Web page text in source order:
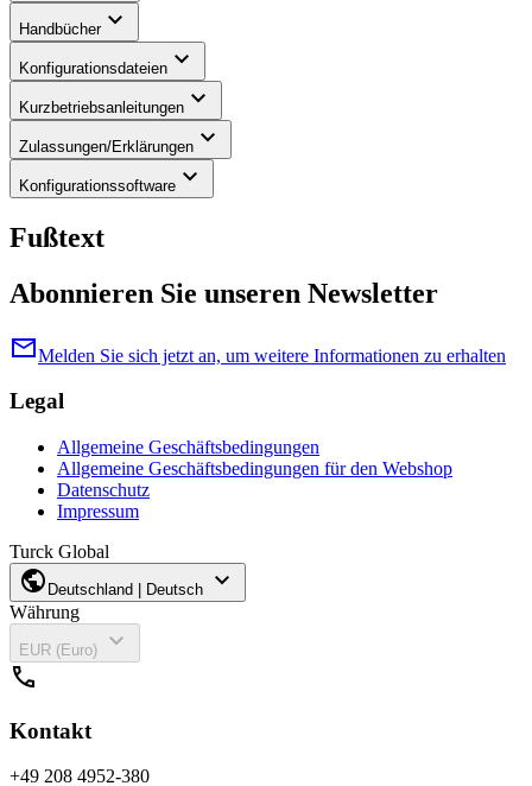
Handbücherkeyboard_arrow_down
Konfigurationsdateien keyboard_arrow_down
Kurzbetriebsanleitungen keyboard_arrow_down
Zulassungen/Erklärungen keyboard_arrow_down
Konfigurationssoftware keyboard_arrow_down
Fußtext
Abonnieren Sie unseren Newsletter
mailMelden Sie sich jetzt an, um weitere Informationen zu erhalten
Legal
Allgemeine Geschäftsbedingungen
Allgemeine Geschäftsbedingungen für den Webshop
Datenschutz
Impressum
Turck Global
public Deutschland | Deutsch expand_more
Währung
EUR (Euro)
expand_more
call
Kontakt
+49 208 4952-380